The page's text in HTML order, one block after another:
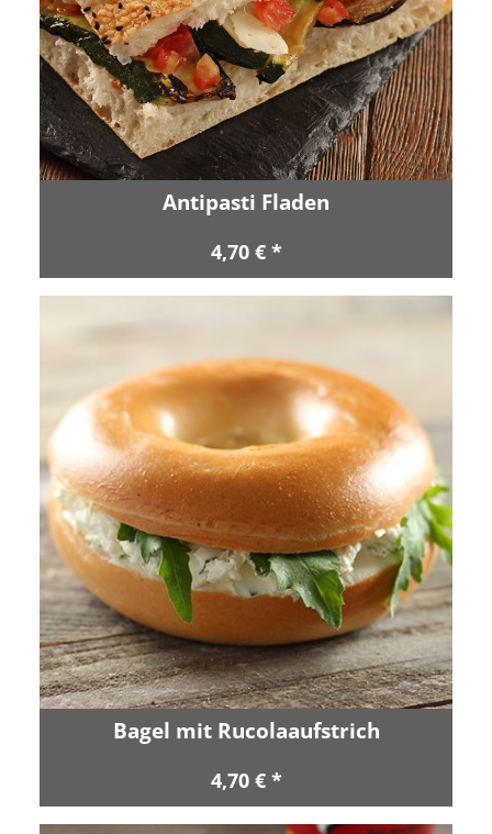
Antipasti Fladen
4,70 € *
Bagel mit Rucolaaufstrich
4,70 € *